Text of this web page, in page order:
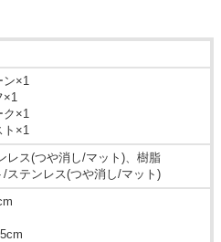
ン×1
×1
ク×1
ト×1
レス(つや消し/マット)、樹脂
/ステンレス(つや消し/マット)